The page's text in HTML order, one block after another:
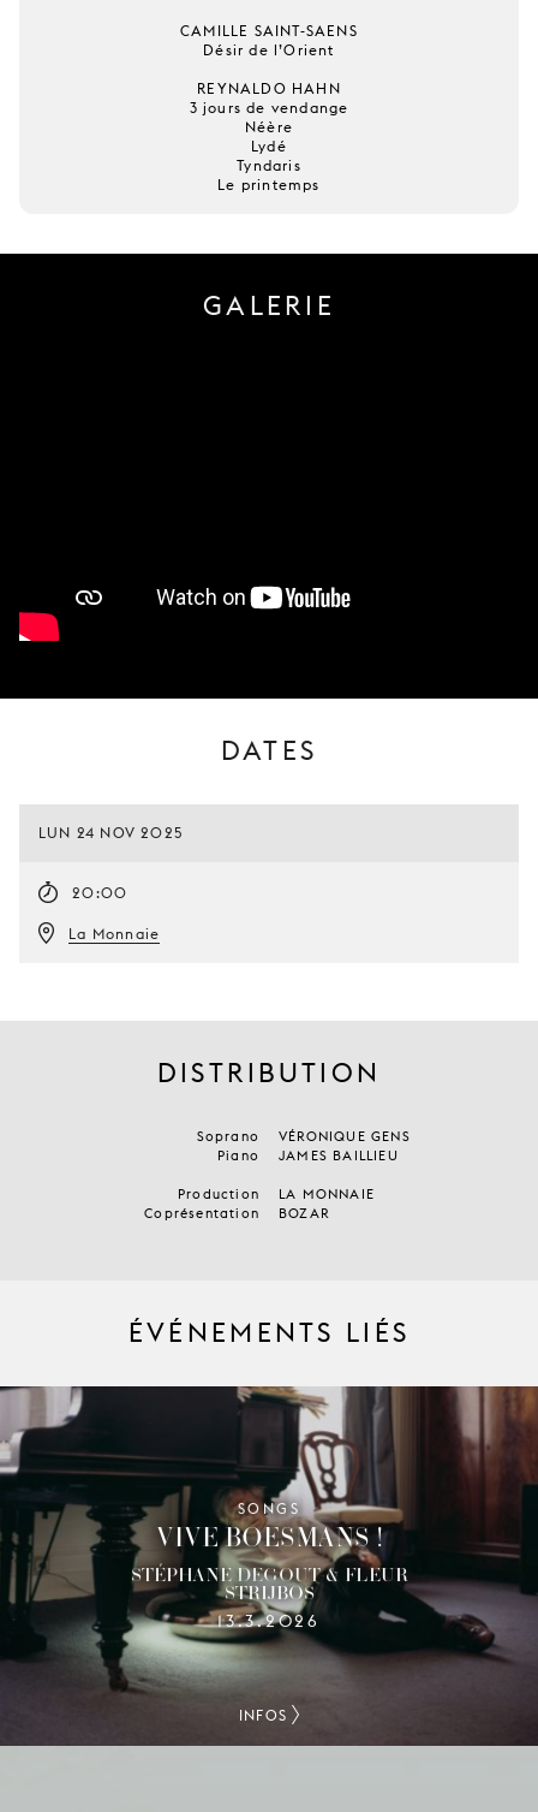
CAMILLE SAINT-SAENS
Désir de l’Orient
REYNALDO HAHN
3 jours de vendange
Néère
Lydé
Tyndaris
Le printemps
GALERIE
DATES
LUN 24 NOV 2025
20:00
La Monnaie
DISTRIBUTION
Soprano
VÉRONIQUE GENS
Piano
JAMES BAILLIEU
Production
LA MONNAIE
Coprésentation
BOZAR
ÉVÉNEMENTS LIÉS
SONGS
VIVE BOESMANS !
STÉPHANE DEGOUT & FLEUR
STRIJBOS
13.3.2026
INFOS